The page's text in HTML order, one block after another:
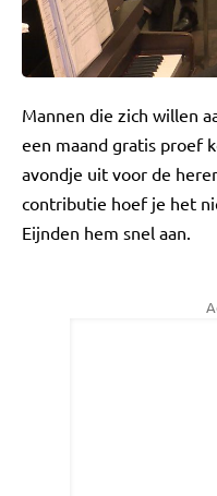
Mannen die zich willen
een maand gratis proef
avondje uit voor de
contributie hoef je het
Eijnden hem snel aan.